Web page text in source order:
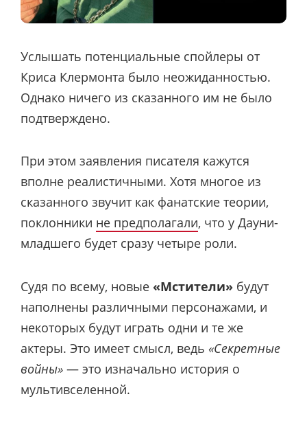
Услышать потенциальные спойлеры от
Криса Клермонта было неожиданностью.
Однако ничего из сказанного им не было
подтверждено.
При этом заявления писателя кажутся
вполне реалистичными. Хотя многое из
сказанного звучит как фанатские теории,
поклонники не предполагали, что у Дауни-
младшего будет сразу четыре роли.
Судя по всему, новые «Мстители» будут
наполнены различными персонажами, и
некоторых будут играть одни и те же
актеры. Это имеет смысл, ведь «Секретные
войны» — это изначально история о
мультивселенной.